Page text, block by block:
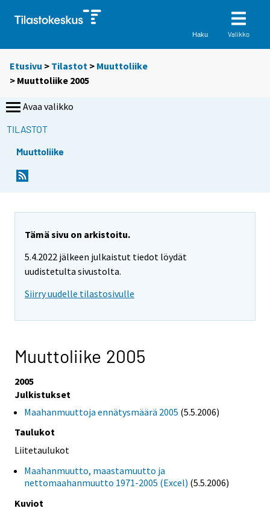
Haku Valikko
Etusivu > Tilastot > Muuttoliike
> Muuttoliike 2005
Avaa valikko
TILASTOT
Muuttoliike
Tämä sivu on arkistoitu.
5.4.2022 jälkeen julkaistut tiedot löydät
uudistetulta sivustolta.
Siirry uudelle tilastosivulle
Muuttoliike 2005
2005
Julkistukset
Maahanmuuttoja ennätysmäärä 2005 (5.5.2006)
Taulukot
Liitetaulukot
Maahanmuutto, maastamuutto ja
nettomaahanmuutto 1971-2005 (Excel) (5.5.2006)
Kuviot